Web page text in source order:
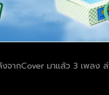
จากCover มาแล้ว 3 เพลง